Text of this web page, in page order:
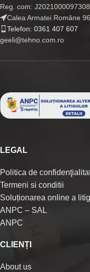
Reg. com: J2021000097308
Calea Armatei Române
Telefon: 0361 407 607
geeli@tehno.com.ro
LEGAL
Politica de
Termeni si conditii
Soluționarea online a
ANPC – SAL
ANPC
CLIENȚI
About us